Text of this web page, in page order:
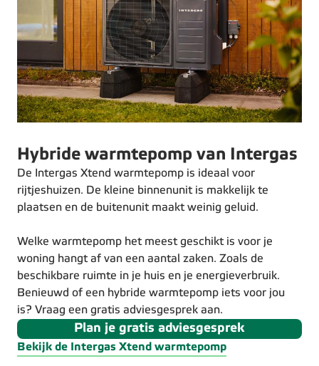
Hybride warmtepomp van Intergas
De Intergas Xtend warmtepomp is ideaal voor
rijtjeshuizen. De kleine binnenunit is makkelijk te
plaatsen en de buitenunit maakt weinig geluid.
Welke warmtepomp het meest geschikt is voor je
woning hangt af van een aantal zaken. Zoals de
beschikbare ruimte in je huis en je energieverbruik.
Benieuwd of een hybride warmtepomp iets voor jou
is? Vraag een gratis adviesgesprek aan.
Plan je gratis adviesgesprek
Bekijk de Intergas Xtend warmtepomp